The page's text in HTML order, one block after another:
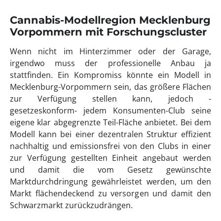
Cannabis-Modellregion Mecklenburg
Vorpommern mit Forschungscluster
Wenn nicht im Hinterzimmer oder der Garage,
irgendwo muss der professionelle Anbau ja
stattfinden. Ein Kompromiss könnte ein Modell in
Mecklenburg-Vorpommern sein, das größere Flächen
zur Verfügung stellen kann, jedoch -
gesetzeskonform- jedem Konsumenten-Club seine
eigene klar abgegrenzte Teil-Fläche anbietet. Bei dem
Modell kann bei einer dezentralen Struktur effizient
nachhaltig und emissionsfrei von den Clubs in einer
zur Verfügung gestellten Einheit angebaut werden
und damit die vom Gesetz gewünschte
Marktdurchdringung gewährleistet werden, um den
Markt flächendeckend zu versorgen und damit den
Schwarzmarkt zurückzudrängen.